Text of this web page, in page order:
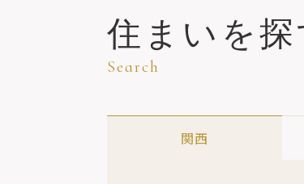
住まいを探
Search
関西